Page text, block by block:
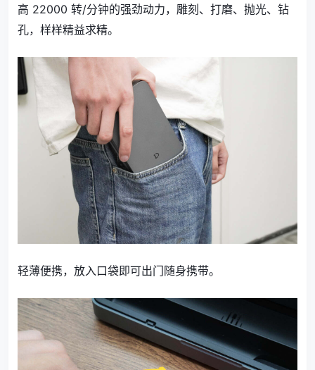
高 22000 转/分钟的强劲动力，雕刻、打磨、抛光、钻
孔，样样精益求精。
轻薄便携，放入口袋即可出门随身携带。